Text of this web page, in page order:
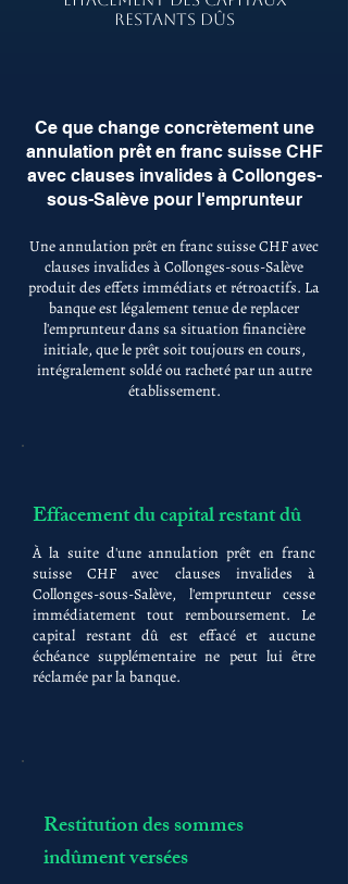
RESTANTS DÛS
Ce que change concrètement une
annulation prêt en franc suisse CHF
avec clauses invalides à Collonges-
sous-Salève pour l'emprunteur
Une annulation prêt en franc suisse CHF avec
clauses invalides à Collonges-sous-Salève
produit des effets immédiats et rétroactifs. La
banque est légalement tenue de replacer
l'emprunteur dans sa situation financière
initiale, que le prêt soit toujours en cours,
intégralement soldé ou racheté par un autre
établissement.
Effacement du capital restant dû
À la suite d'une annulation prêt en franc
suisse CHF avec clauses invalides à
Collonges-sous-Salève, l'emprunteur cesse
immédiatement tout remboursement. Le
capital restant dû est effacé et aucune
échéance supplémentaire ne peut lui être
réclamée par la banque.
Restitution des sommes
indûment versées